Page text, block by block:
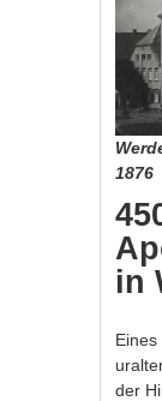
1876
in
der